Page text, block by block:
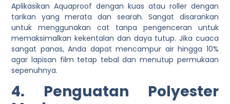
Aplikasikan Aquaproof dengan kuas atau roller dengan
tarikan yang merata dan searah. Sangat disarankan
untuk menggunakan cat tanpa pengenceran untuk
memaksimalkan kekentalan dan daya tutup. Jika cuaca
sangat panas, Anda dapat mencampur air hingga 10%
agar lapisan film tetap tebal dan menutup permukaan
sepenuhnya.
4. Penguatan Polyester